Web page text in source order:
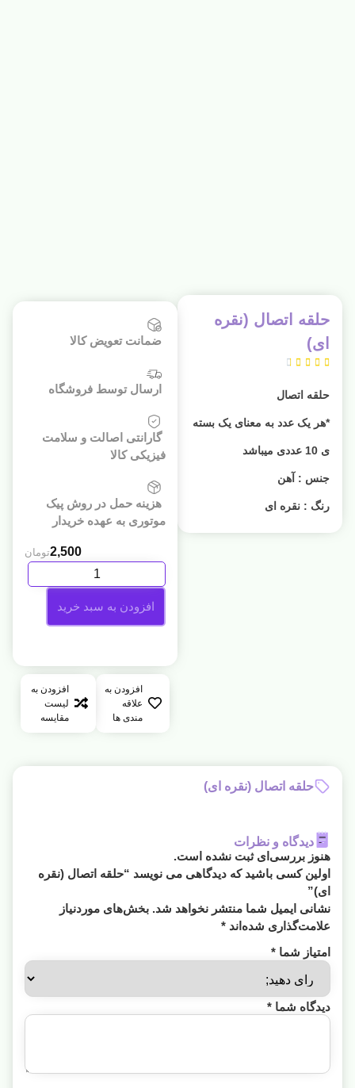
حلقه اتصال (نقره
ای)





حلقه اتصال
*هر یک عدد به معنای یک بسته
ی 10 عددی میباشد
جنس : آهن
رنگ : نقره ای
افزودن به
علاقه
مندی ها
افزودن به
لیست
مقایسه
ضمانت تعویض کالا
ارسال توسط فروشگاه
گارانتی اصالت و سلامت
فیزیکی کالا
هزینه حمل در روش پیک
موتوری به عهده خریدار
2,500تومان
افزودن به سبد خرید
حلقه اتصال (نقره ای)
دیدگاه و نظرات
هنوز بررسی‌ای ثبت نشده است.
اولین کسی باشید که دیدگاهی می نویسد “حلقه اتصال (نقره
ای)”
نشانی ایمیل شما منتشر نخواهد شد. بخش‌های موردنیاز
علامت‌گذاری شده‌اند *
امتیاز شما *
دیدگاه شما *